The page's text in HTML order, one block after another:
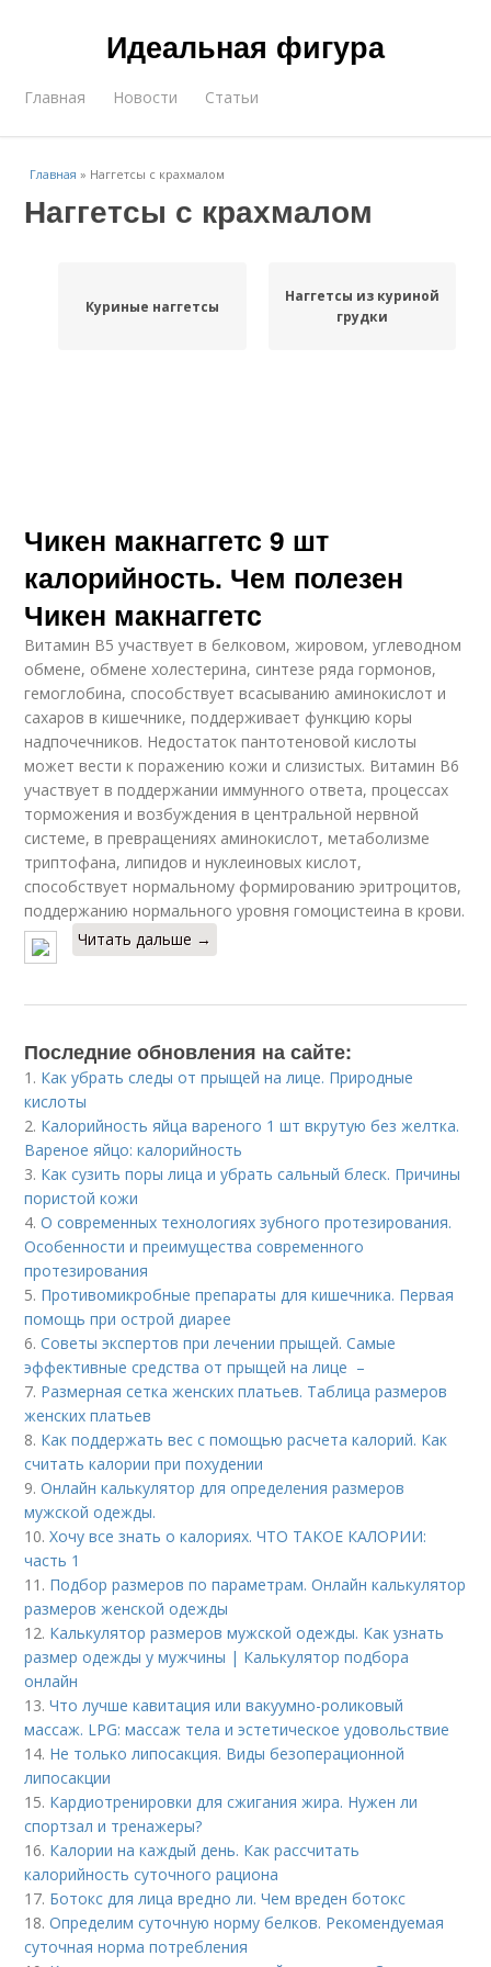
Идеальная фигура
Главная Новости Статьи
Главная » Наггетсы с крахмалом
Наггетсы с крахмалом
Куриные наггетсы
Наггетсы из куриной
грудки
Чикен макнаггетс 9 шт
калорийность. Чем полезен
Чикен макнаггетс
Витамин В5 участвует в белковом, жировом, углеводном
обмене, обмене холестерина, синтезе ряда гормонов,
гемоглобина, способствует всасыванию аминокислот и
сахаров в кишечнике, поддерживает функцию коры
надпочечников. Недостаток пантотеновой кислоты
может вести к поражению кожи и слизистых. Витамин В6
участвует в поддержании иммунного ответа, процессах
торможения и возбуждения в центральной нервной
системе, в превращениях аминокислот, метаболизме
триптофана, липидов и нуклеиновых кислот,
способствует нормальному формированию эритроцитов,
поддержанию нормального уровня гомоцистеина в крови.
Читать дальше →
Последние обновления на сайте:
1. Как убрать следы от прыщей на лице. Природные
кислоты
2. Калорийность яйца вареного 1 шт вкрутую без желтка.
Вареное яйцо: калорийность
3. Как сузить поры лица и убрать сальный блеск. Причины
пористой кожи
4.О современных технологиях зубного протезирования.
Особенности и преимущества современного
протезирования
5. Противомикробные препараты для кишечника. Первая
помощь при острой диарее
6.Советы экспертов при лечении прыщей. Самые
эффективные средства от прыщей на лице –
7. Размерная сетка женских платьев. Таблица размеров
женских платьев
8. Как поддержать вес с помощью расчета калорий. Как
считать калории при похудении
9.Онлайн калькулятор для определения размеров
мужской одежды.
10.Хочу все знать о калориях. ЧТО ТАКОЕ КАЛОРИИ:
часть 1
11. Подбор размеров по параметрам. Онлайн калькулятор
размеров женской одежды
12. Калькулятор размеров мужской одежды. Как узнать
размер одежды у мужчины | Калькулятор подбора
онлайн
13.Что лучше кавитация или вакуумно-роликовый
массаж. LPG: массаж тела и эстетическое удовольствие
14. Не только липосакция. Виды безоперационной
липосакции
15. Кардиотренировки для сжигания жира. Нужен ли
спортзал и тренажеры?
16. Калории на каждый день. Как рассчитать
калорийность суточного рациона
17. Ботокс для лица вредно ли. Чем вреден ботокс
18.Определим суточную норму белков. Рекомендуемая
суточная норма потребления